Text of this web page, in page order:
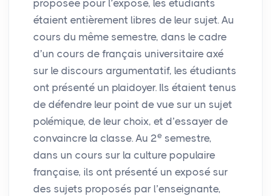
proposée pour l’exposé, les étudiants
étaient entièrement libres de leur sujet. Au
cours du même semestre, dans le cadre
d’un cours de français universitaire axé
sur le discours argumentatif, les étudiants
ont présenté un plaidoyer. Ils étaient tenus
de défendre leur point de vue sur un sujet
polémique, de leur choix, et d’essayer de
convaincre la classe. Au 2e semestre,
dans un cours sur la culture populaire
française, ils ont présenté un exposé sur
des sujets proposés par l’enseignante,